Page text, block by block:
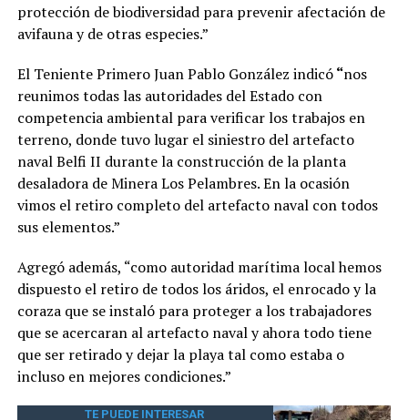
protección de biodiversidad para prevenir afectación de
avifauna y de otras especies.”
El Teniente Primero Juan Pablo González indicó“nos
reunimos todas las autoridades del Estado con
competencia ambiental para verificar los trabajos en
terreno, donde tuvo lugar el siniestro del artefacto
naval Belfi II durante la construcción de la planta
desaladora de Minera Los Pelambres. En la ocasión
vimos el retiro completo del artefacto naval con todos
sus elementos.”
Agregó además, “como autoridad marítima local hemos
dispuesto el retiro de todos los áridos, el enrocado y la
coraza que se instaló para proteger a los trabajadores
que se acercaran al artefacto naval y ahora todo tiene
que ser retirado y dejar la playa tal como estaba o
incluso en mejores condiciones.”
TE PUEDE INTERESAR